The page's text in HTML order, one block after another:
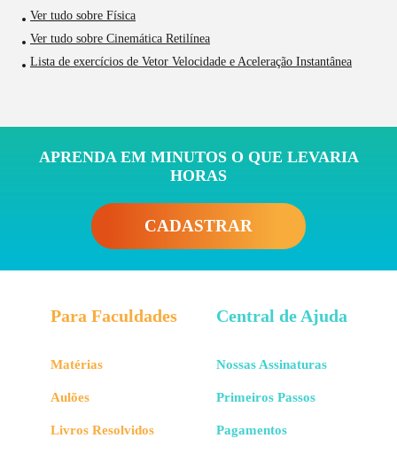
Ver tudo sobre Física
Ver tudo sobre Cinemática Retilínea
Lista de exercícios de Vetor Velocidade e Aceleração Instantânea
APRENDA EM MINUTOS O QUE LEVARIA
HORAS
CADASTRAR
Para Faculdades
Matérias
Aulões
Livros Resolvidos
Central de Ajuda
Nossas Assinaturas
Primeiros Passos
Pagamentos